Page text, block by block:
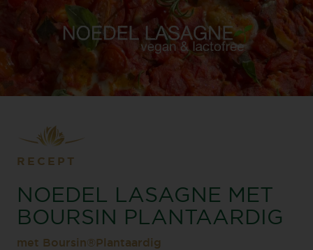
RECEPT
NOEDEL LASAGNE MET
BOURSIN PLANTAARDIG
met Boursin®Plantaardig